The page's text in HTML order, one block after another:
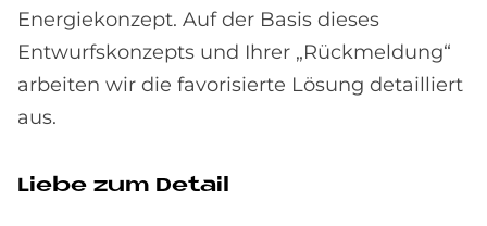
Energiekonzept. Auf der Basis dieses
Entwurfs­konzepts und Ihrer „Rückmeldung“
arbeiten wir die favorisierte Lösung detailliert
aus.
Lie­be zum De­tail